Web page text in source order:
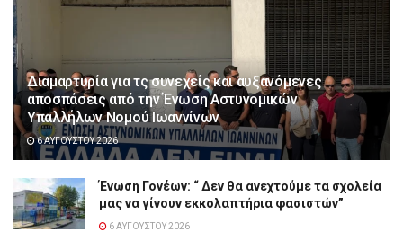
Διαμαρτυρία για τς συνεχείς και αυξανόμενες
αποσπάσεις από την Ένωση Αστυνομικών
Υπαλλήλων Νομού Ιωαννίνων
6 ΑΥΓΟΎΣΤΟΥ 2026
Ένωση Γονέων: “ Δεν θα ανεχτούμε τα σχολεία
μας να γίνουν εκκολαπτήρια φασιστών”
6 ΑΥΓΟΎΣΤΟΥ 2026